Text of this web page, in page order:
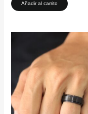
Añadir al carrito